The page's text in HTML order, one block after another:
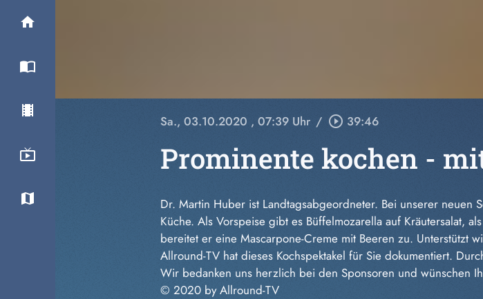
Sa., 03.10.2020 , 07:39 Uhr / play_circle_outline 39:46
Prominente kochen -
Dr. Martin Huber ist Landtagsabgeordneter. Bei unserer neuen
Küche. Als Vorspeise gibt es Büffelmozarella auf Kräutersalat,
bereitet er eine Mascarpone-Creme mit Beeren zu. Unterstützt
Allround-TV hat dieses Kochspektakel für Sie dokumentiert.
Wir bedanken uns herzlich bei den Sponsoren und wünschen
© 2020 by Allround-TV